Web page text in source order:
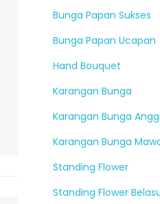
Bunga Papan Sukses
Bunga Papan Ucapan
Hand Bouquet
Karangan Bunga
Karangan Bunga
Karangan Bunga
Standing Flower
Standing Flower